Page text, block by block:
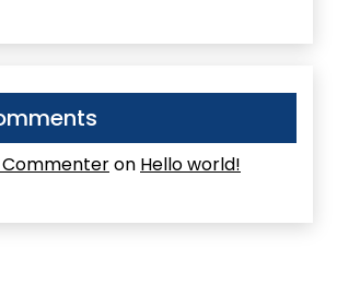
Commenteron Hello world!